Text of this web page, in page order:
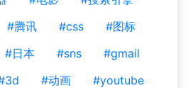
#腾讯 #css
#图标
#日本 #sns
#gmail
#动画
#youtube